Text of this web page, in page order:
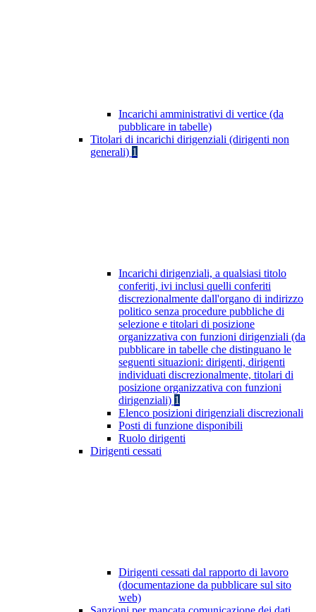
Incarichi amministrativi di vertice (da
pubblicare in tabelle)
Titolari di incarichi dirigenziali (dirigenti non
generali) 1
Incarichi dirigenziali, a qualsiasi titolo
conferiti, ivi inclusi quelli conferiti
discrezionalmente dall'organo di indirizzo
politico senza procedure pubbliche di
selezione e titolari di posizione
organizzativa con funzioni dirigenziali (da
pubblicare in tabelle che distinguano le
seguenti situazioni: dirigenti, dirigenti
individuati discrezionalmente, titolari di
posizione organizzativa con funzioni
dirigenziali) 1
Elenco posizioni dirigenziali discrezionali
Posti di funzione disponibili
Ruolo dirigenti
Dirigenti cessati
Dirigenti cessati dal rapporto di lavoro
(documentazione da pubblicare sul sito
web)